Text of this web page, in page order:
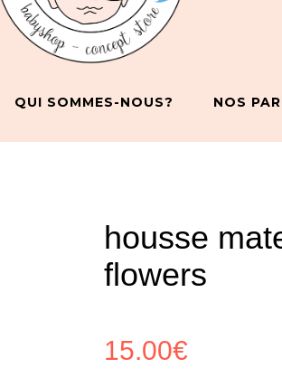
QUI SOMMES-NOUS? NOS
housse
flowers
15.00€